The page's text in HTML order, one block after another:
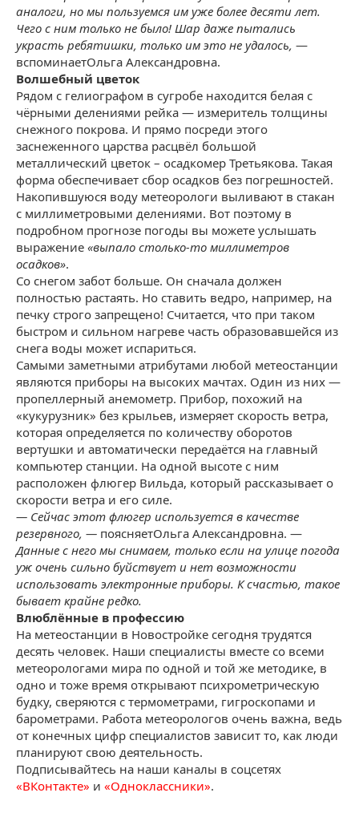
аналоги, но мы пользуемся им уже более десяти лет.
Чего с ним только не было! Шар даже пытались
украсть ребятишки, только им это не удалось, —
вспоминаетОльга Александровна.
Волшебный цветок
Рядом с гелиографом в сугробе находится белая с
чёрными делениями рейка — измеритель толщины
снежного покрова. И прямо посреди этого
заснеженного царства расцвёл большой
металлический цветок – осадкомер Третьякова. Такая
форма обеспечивает сбор осадков без погрешностей.
Накопившуюся воду метеорологи выливают в стакан
с миллиметровыми делениями. Вот поэтому в
подробном прогнозе погоды вы можете услышать
выражение «выпало столько-то миллиметров
осадков».
Со снегом забот больше. Он сначала должен
полностью растаять. Но ставить ведро, например, на
печку строго запрещено! Считается, что при таком
быстром и сильном нагреве часть образовавшейся из
снега воды может испариться.
Самыми заметными атрибутами любой метеостанции
являются приборы на высоких мачтах. Один из них —
пропеллерный анемометр. Прибор, похожий на
«кукурузник» без крыльев, измеряет скорость ветра,
которая определяется по количеству оборотов
вертушки и автоматически передаётся на главный
компьютер станции. На одной высоте с ним
расположен флюгер Вильда, который рассказывает о
скорости ветра и его силе.
— Сейчас этот флюгер используется в качестве
резервного, — поясняетОльга Александровна. —
Данные с него мы снимаем, только если на улице погода
уж очень сильно буйствует и нет возможности
использовать электронные приборы. К счастью, такое
бывает крайне редко.
Влюблённые в профессию
На метеостанции в Новостройке сегодня трудятся
десять человек. Наши специалисты вместе со всеми
метеорологами мира по одной и той же методике, в
одно и тоже время открывают психрометрическую
будку, сверяются с термометрами, гигроскопами и
барометрами. Работа метеорологов очень важна, ведь
от конечных цифр специалистов зависит то, как люди
планируют свою деятельность.
Подписывайтесь на наши каналы в соцсетях
«ВКонтакте» и «Одноклассники».